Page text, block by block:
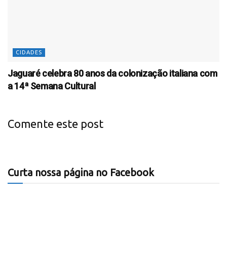
CIDADES
Jaguaré celebra 80 anos da colonização italiana com
a 14ª Semana Cultural
Comente este post
Curta nossa página no Facebook